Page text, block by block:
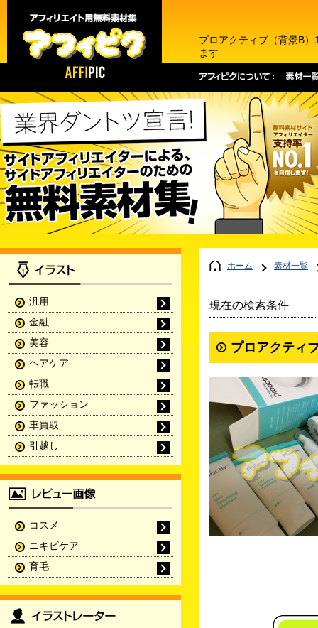
プロアクティブ（背景B
ます
ホーム 素材一覧
現在の検索条件
プロアクティ
汎用
金融
美容
ヘアケア
転職
ファッション
車買取
引越し
コスメ
ニキビケア
育毛